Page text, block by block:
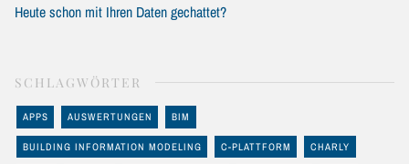
Heute schon mit Ihren Daten gechattet?
SCHLAGWÖRTER
APPS AUSWERTUNGEN BIM
BUILDING INFORMATION MODELING C-PLATTFORM CHARLY